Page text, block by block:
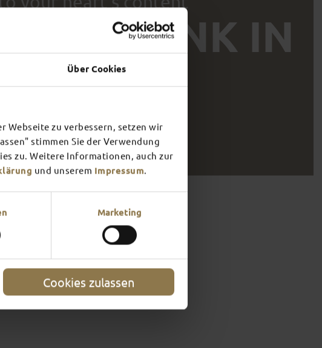
Über Cookies
Webseite zu verbessern, setzen wir
stimmen Sie der Verwendung
zu. Weitere Informationen, auch zur
und unserem Impressum.
Marketing
Cookies zulassen
SURROUNDINGS
Find out more
& DRINK IN
some time out and recharge your batteries? Fulda’s eateries are
of all the regional produce on offer – and rightly so. You’d best give it a